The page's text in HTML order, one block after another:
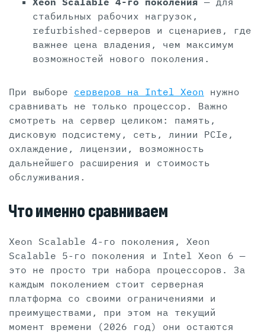
стабильных рабочих нагрузок,
refurbished-серверов и сценариев, где
важнее цена владения, чем максимум
возможностей нового поколения.
При выборе серверов на Intel Xeon нужно
сравнивать не только процессор. Важно
смотреть на сервер целиком: память,
дисковую подсистему, сеть, линии PCIe,
охлаждение, лицензии, возможность
дальнейшего расширения и стоимость
обслуживания.
Что именно сравниваем
Xeon Scalable 4-го поколения, Xeon
Scalable 5-го поколения и Intel Xeon 6 —
это не просто три набора процессоров. За
каждым поколением стоит серверная
платформа со своими ограничениями и
преимуществами, при этом на текущий
момент времени (2026 год) они остаются